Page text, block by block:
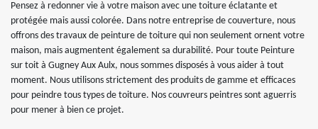
Pensez à redonner vie à votre maison avec une toiture éclatante et
protégée mais aussi colorée. Dans notre entreprise de couverture, nous
offrons des travaux de peinture de toiture qui non seulement ornent votre
maison, mais augmentent également sa durabilité. Pour toute Peinture
sur toit à Gugney Aux Aulx, nous sommes disposés à vous aider à tout
moment. Nous utilisons strictement des produits de gamme et efficaces
pour peindre tous types de toiture. Nos couvreurs peintres sont aguerris
pour mener à bien ce projet.